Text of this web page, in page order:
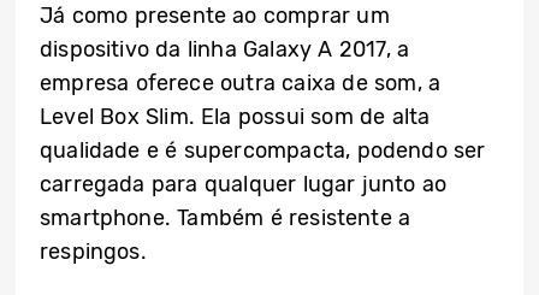
Já como presente ao comprar um
dispositivo da linha Galaxy A 2017, a
empresa oferece outra caixa de som, a
Level Box Slim. Ela possui som de alta
qualidade e é supercompacta, podendo ser
carregada para qualquer lugar junto ao
smartphone. Também é resistente a
respingos.